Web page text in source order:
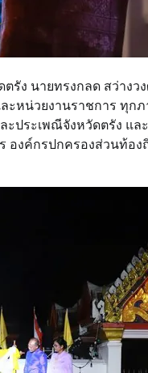
ง นายทรงกลด สว่างว
หน่วยงานราชการ ทุก
ะประเพณีจังหวัดตรัง
งค์กรปกครองส่วนท้อ